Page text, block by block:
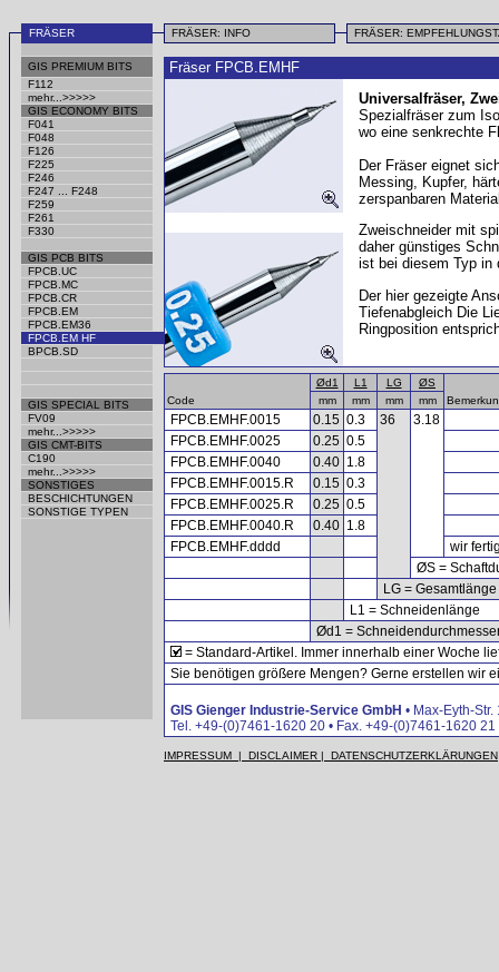
FRÄSER FRÄSER: INFO FRÄSER:
GIS PREMIUM BITS
F112
mehr...>>>>>
GIS ECONOMY BITS
F041
F048
F126
F225
F246
F247 ... F248
F259
F261
F330
GIS PCB BITS
FPCB.UC
FPCB.MC
FPCB.CR
FPCB.EM
FPCB.EM36
FPCB.EM HF
BPCB.SD
GIS SPECIAL BITS
FV09
mehr...>>>>>
GIS CMT-BITS
C190
mehr...>>>>>
SONSTIGES
BESCHICHTUNGEN
SONSTIGE TYPEN
Fräser FPCB.EMHF
Universalfräser,
Spezialfräser zum
wo eine senkrechte
Der Fräser eignet
Messing, Kupfer,
zerspanbaren
Zweischneider mit
daher günstiges
ist bei diesem Typ in
Der hier gezeigte
Tiefenabgleich Die
Ringposition
Code
Ød1 L1 LG
ØS
mm mm mm mm
FPCB.EMHF.0015 0.15 0.3 36
3.18
FPCB.EMHF.0025
0.25 0.5
FPCB.EMHF.0040
0.40 1.8
FPCB.EMHF.0015.R
0.15 0.3
FPCB.EMHF.0025.R
0.25 0.5
FPCB.EMHF.0040.R
0.40 1.8
FPCB.EMHF.dddd
wir
ØS =
LG = Gesamtlänge
L1 = Schneidenlänge
Ød1 =
= Standard-Artikel. Immer innerhalb einer Woche
Sie benötigen größere Mengen? Gerne erstellen wir
GIS Gienger Industrie-Service GmbH • Max-Eyth-
Tel. +49-(0)7461-1620 20 • Fax. +49-(0)7461-1620
IMPRESSUM | DISCLAIMER | DATENSCHUTZERKLÄRUNGEN